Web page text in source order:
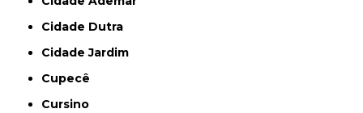
Cidade Dutra
Cidade Jardim
Cupecê
Cursino